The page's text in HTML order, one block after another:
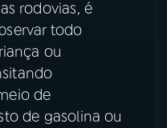
rodovias, é
todo
ou
de
de gasolina ou